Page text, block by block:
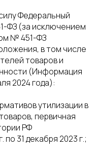
Федеральный
ФЗ (за исключением
№ 451-ФЗ
в том числе
товаров и
(Информация
2024 года):
утилизации в
первичная
РФ
по 31 декабря 2023 г.;